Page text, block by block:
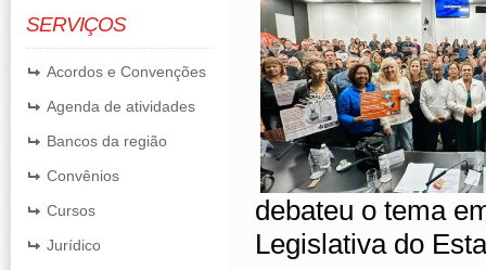
SERVIÇOS
Acordos e Convenções
Agenda de atividades
Bancos da região
Convênios
Cursos
Jurídico
debateu o tema
Legislativa do